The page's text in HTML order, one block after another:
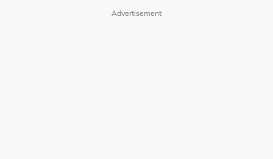
Advertisement